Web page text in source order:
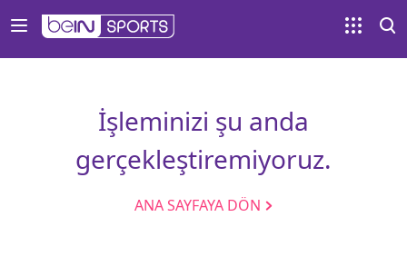
İşleminizi şu anda
gerçekleştiremiyoruz.
ANA SAYFAYA DÖN